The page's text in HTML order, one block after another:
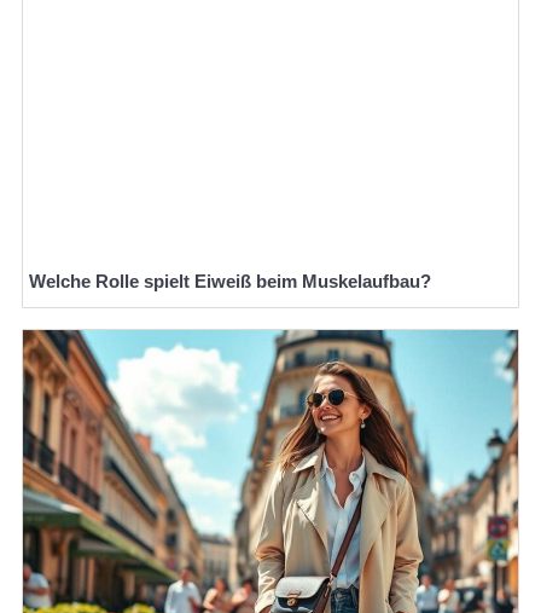
Welche Rolle spielt Eiweiß beim Muskelaufbau?